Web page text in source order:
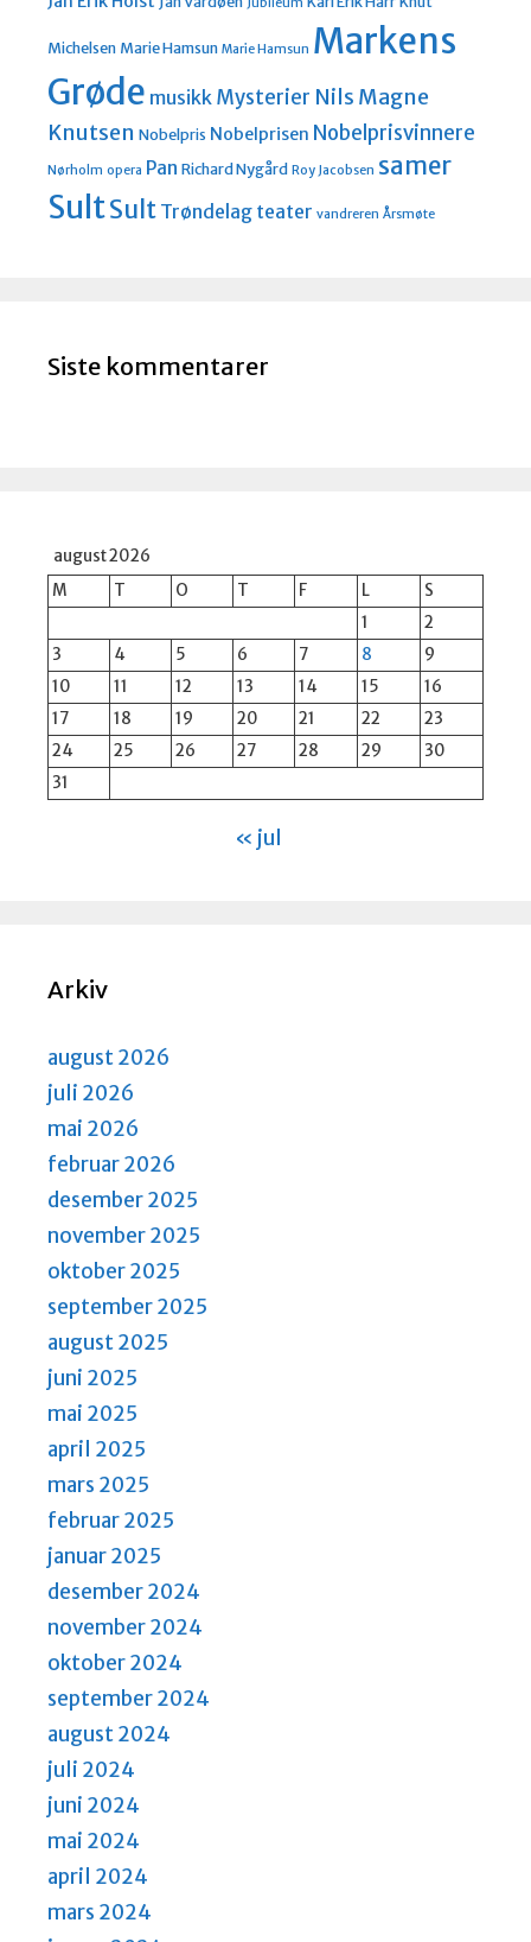
Michelsen Marie Hamsun Marie Hamsun Markens
Grøde musikk Mysterier Nils Magne
Knutsen Nobelpris Nobelprisen Nobelprisvinnere
Nørholm opera Pan Richard Nygård Roy Jacobsen samer
SultSult Trøndelag teater vandreren Årsmøte
Siste kommentarer
august 2026
M
T O T F L
S
1
2
3
4 5 6 7 8
9
10
11 12 13 14 15
16
17
18 19 20 21 22
23
24
25 26 27 28 29
30
31
« jul
Arkiv
august 2026
juli 2026
mai 2026
februar 2026
desember 2025
november 2025
oktober 2025
september 2025
august 2025
juni 2025
mai 2025
april 2025
mars 2025
februar 2025
januar 2025
desember 2024
november 2024
oktober 2024
september 2024
august 2024
juli 2024
juni 2024
mai 2024
april 2024
mars 2024